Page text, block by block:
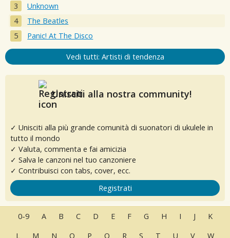
Unknown
The Beatles
Panic! At The Disco
Vedi tutti: Artisti di tendenza
Unisciti alla nostra community!
✓ Unisciti alla più grande comunità di suonatori di ukulele in
tutto il mondo
✓ Valuta, commenta e fai amicizia
✓ Salva le canzoni nel tuo canzoniere
✓ Contribuisci con tabs, cover, ecc.
Registrati
0-9 A B C D E F G H I J
K
L
M N O P Q R S T U V W